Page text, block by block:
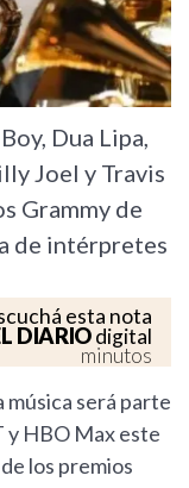
Dua Lipa,
Joel y Travis
Grammy de
de intérpretes
esta nota
DIARIOdigital
minutos
música será parte
y HBO Max este
los premios